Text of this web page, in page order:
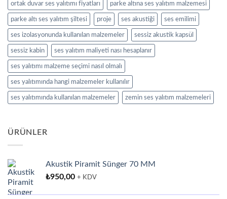
ortak duvar ses yalıtımı fiyatları parke altına ses yalıtım malzemesi
parke altı ses yalıtım şiltesi proje ses akustiği ses emilimi
ses izolasyonunda kullanılan malzemeler sessiz akustik kapsül
sessiz kabin ses yalıtım maliyeti nası hesaplanır
ses yalıtımı malzeme seçimi nasıl olmalı
ses yalıtımında hangi malzemeler kullanılır
ses yalıtımında kullanılan malzemeler zemin ses yalıtım malzemeleri
ÜRÜNLER
Akustik Piramit Sünger 70 MM
₺950,00 + KDV